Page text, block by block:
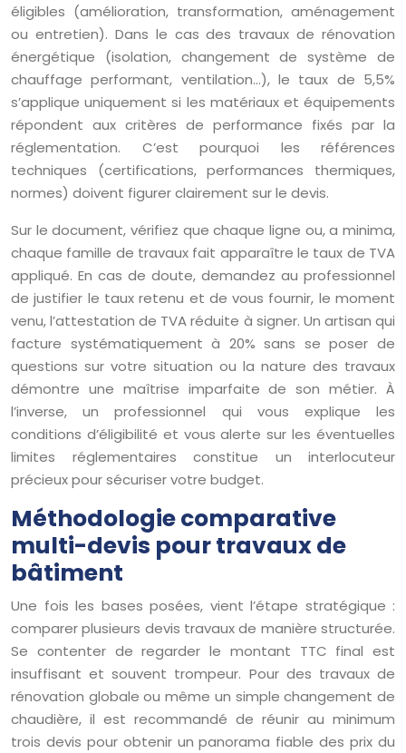
éligibles (amélioration, transformation, aménagement
ou entretien). Dans le cas des travaux de rénovation
énergétique (isolation, changement de système de
chauffage performant, ventilation…), le taux de 5,5%
s’applique uniquement si les matériaux et équipements
répondent aux critères de performance fixés par la
réglementation. C’est pourquoi les références
techniques (certifications, performances thermiques,
normes) doivent figurer clairement sur le devis.
Sur le document, vérifiez que chaque ligne ou, a minima,
chaque famille de travaux fait apparaître le taux de TVA
appliqué. En cas de doute, demandez au professionnel
de justifier le taux retenu et de vous fournir, le moment
venu, l’attestation de TVA réduite à signer. Un artisan qui
facture systématiquement à 20% sans se poser de
questions sur votre situation ou la nature des travaux
démontre une maîtrise imparfaite de son métier. À
l’inverse, un professionnel qui vous explique les
conditions d’éligibilité et vous alerte sur les éventuelles
limites réglementaires constitue un interlocuteur
précieux pour sécuriser votre budget.
Méthodologie comparative
multi-devis pour travaux de
bâtiment
Une fois les bases posées, vient l’étape stratégique :
comparer plusieurs devis travaux de manière structurée.
Se contenter de regarder le montant TTC final est
insuffisant et souvent trompeur. Pour des travaux de
rénovation globale ou même un simple changement de
chaudière, il est recommandé de réunir au minimum
trois devis pour obtenir un panorama fiable des prix du